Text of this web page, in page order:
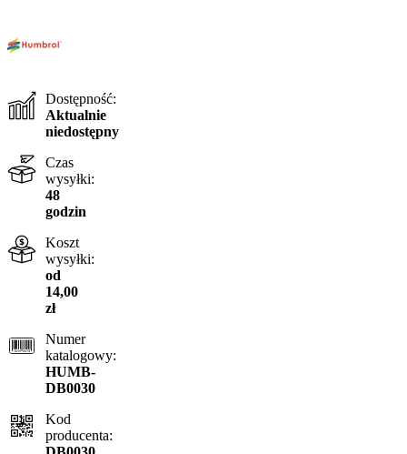
Dostępność:
Aktualnie
niedostępny
Czas
wysyłki:
48
godzin
Koszt
wysyłki:
od
14,00
zł
Numer
katalogowy:
HUMB-
DB0030
Kod
producenta: